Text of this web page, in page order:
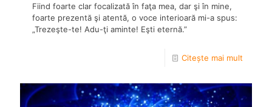
Fiind foarte clar focalizată în faţa mea, dar şi în mine,
foarte prezentă şi atentă, o voce interioară mi-a spus:
„Trezeşte-te! Adu-ţi aminte! Eşti eternă.”
Citește mai mult